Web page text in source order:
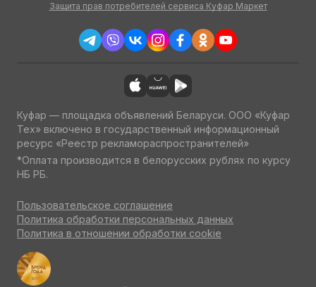
Защита прав потребителей сервиса Куфар Маркет
Куфар — площадка объявлений Беларуси. ООО «Куфар
Тех» включено в государственный информационный
ресурс «Реестр рекламораспространителей»
*Оплата производится в белорусских рублях по курсу
НБ РБ.
Пользовательское соглашение
Политика обработки персональных данных
Политика в отношении обработки cookie